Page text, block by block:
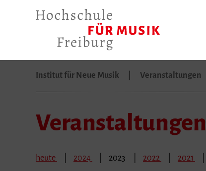
Institut für Neue Musik Veranstaltungen
Veranstaltungen
heute 2024 2023 2022 2021